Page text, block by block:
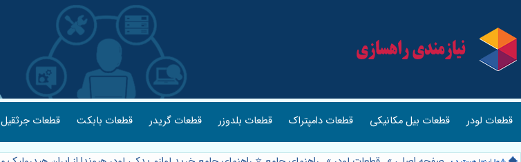
قطعات لودر قطعات بیل مکانیکی قطعات دامپتراک قطعات بلدوزر قطعات گریدر قطعات بابکت قطعات جرثقیل